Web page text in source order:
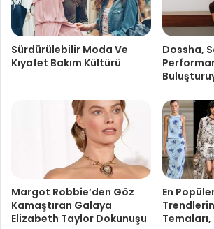
Sürdürülebilir Moda Ve
Kıyafet Bakım Kültürü
Dossha,
Margot Robbie’den Göz
Kamaştıran Galaya
Elizabeth Taylor Dokunuşu
En